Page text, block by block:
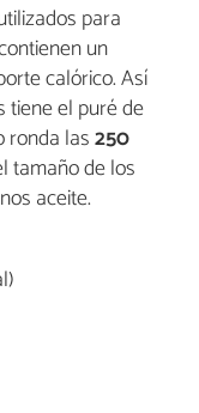
para
un
calórico. Así
tiene el puré de
ronda las250
tamaño de los
aceite.